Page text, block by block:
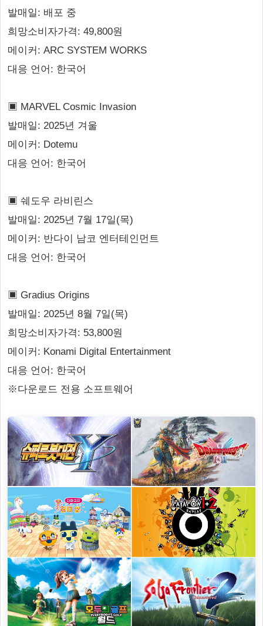
발매일: 배포 중
희망소비자가격: 49,800원
메이커: ARC SYSTEM WORKS
대응 언어: 한국어
▣ MARVEL Cosmic Invasion
발매일: 2025년 겨울
메이커: Dotemu
대응 언어: 한국어
▣ 쉐도우 라비린스
발매일: 2025년 7월 17일(목)
메이커: 반다이 남코 엔터테인먼트
대응 언어: 한국어
▣ Gradius Origins
발매일: 2025년 8월 7일(목)
희망소비자가격: 53,800원
메이커: Konami Digital Entertainment
대응 언어: 한국어
※다운로드 전용 소프트웨어